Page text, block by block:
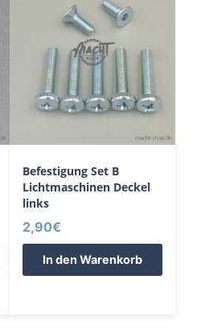
Befestigung Set B
Lichtmaschinen Deckel
links
2,90€
In den Warenkorb